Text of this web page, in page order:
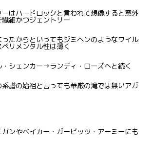
はハードロックと言われて想像すると意外
細かつジェントリー
たからといってもジミヘンのようなワイル
リメンタル性は薄く
シェンカー→ランディ・ローズへと続く
譜の始祖と言っても華厳の滝では無いアガ
ンやベイカー・ガービッツ・アーミーにも